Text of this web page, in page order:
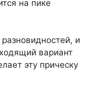
на пике
и
вариант
эту прическу